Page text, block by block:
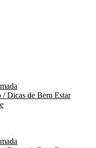
/ Dicas de Bem Estar